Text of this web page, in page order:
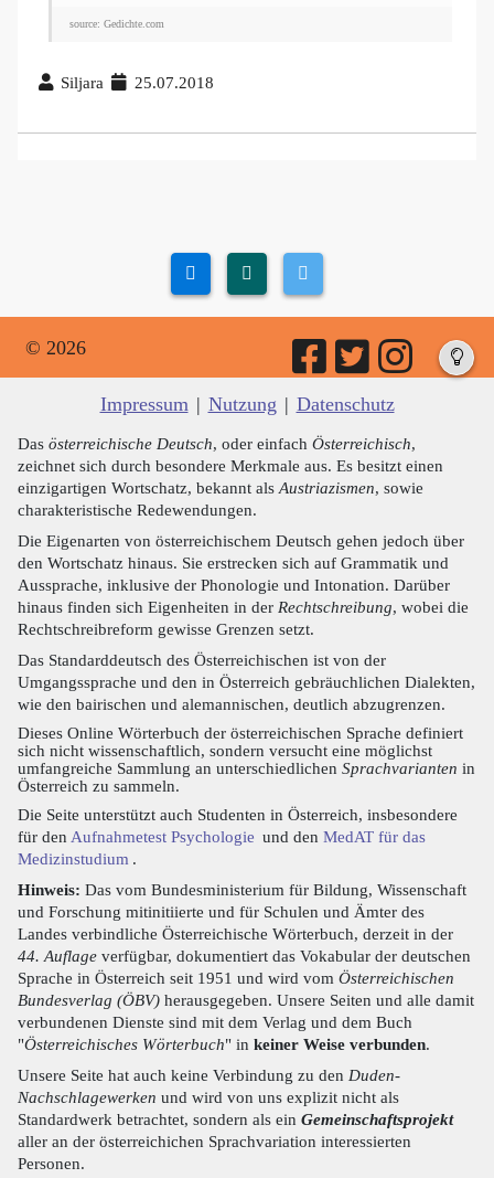
source: Gedichte.com
Siljara 25.07.2018
© 2026
Impressum | Nutzung | Datenschutz
Das österreichische Deutsch, oder einfach Österreichisch,
zeichnet sich durch besondere Merkmale aus. Es besitzt einen
einzigartigen Wortschatz, bekannt als Austriazismen, sowie
charakteristische Redewendungen.
Die Eigenarten von österreichischem Deutsch gehen jedoch über
den Wortschatz hinaus. Sie erstrecken sich auf Grammatik und
Aussprache, inklusive der Phonologie und Intonation. Darüber
hinaus finden sich Eigenheiten in der Rechtschreibung, wobei die
Rechtschreibreform gewisse Grenzen setzt.
Das Standarddeutsch des Österreichischen ist von der
Umgangssprache und den in Österreich gebräuchlichen Dialekten,
wie den bairischen und alemannischen, deutlich abzugrenzen.
Dieses Online Wörterbuch der österreichischen Sprache definiert
sich nicht wissenschaftlich, sondern versucht eine möglichst
umfangreiche Sammlung an unterschiedlichen Sprachvarianten in
Österreich zu sammeln.
Die Seite unterstützt auch Studenten in Österreich, insbesondere
für den Aufnahmetest Psychologie und den MedAT für das
Medizinstudium .
Hinweis: Das vom Bundesministerium für Bildung, Wissenschaft
und Forschung mitinitiierte und für Schulen und Ämter des
Landes verbindliche Österreichische Wörterbuch, derzeit in der
44. Auflage verfügbar, dokumentiert das Vokabular der deutschen
Sprache in Österreich seit 1951 und wird vom Österreichischen
Bundesverlag (ÖBV) herausgegeben. Unsere Seiten und alle damit
verbundenen Dienste sind mit dem Verlag und dem Buch
"Österreichisches Wörterbuch" in keiner Weise verbunden.
Unsere Seite hat auch keine Verbindung zu den Duden-
Nachschlagewerken und wird von uns explizit nicht als
Standardwerk betrachtet, sondern als ein Gemeinschaftsprojekt
aller an der österreichichen Sprachvariation interessierten
Personen.